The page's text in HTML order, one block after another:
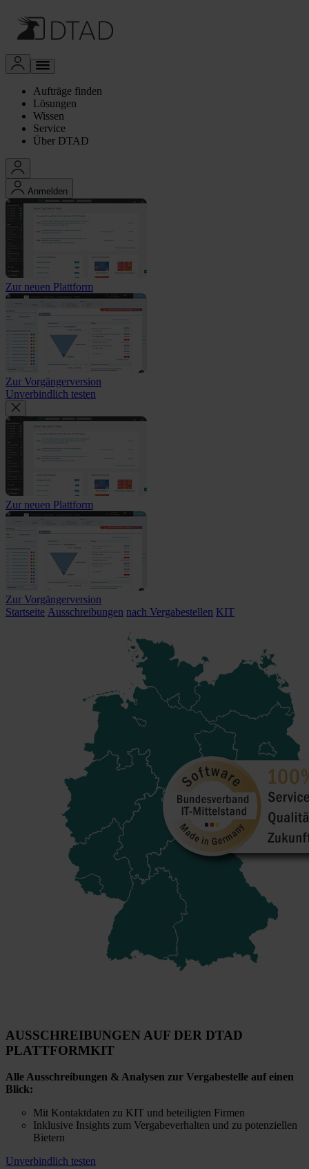
Aufträge finden
Lösungen
Wissen
Service
Über DTAD
Anmelden
Zur neuen Plattform
Zur Vorgängerversion
Unverbindlich testen
Zur neuen Plattform
Zur Vorgängerversion
Startseite Ausschreibungen nach Vergabestellen KIT
AUSSCHREIBUNGEN AUF DER DTAD
PLATTFORMKIT
Alle Ausschreibungen & Analysen zur Vergabestelle auf einen
Blick:
Mit Kontaktdaten zu KIT und beteiligten Firmen
Inklusive Insights zum Vergabeverhalten und zu potenziellen
Bietern
Unverbindlich testen